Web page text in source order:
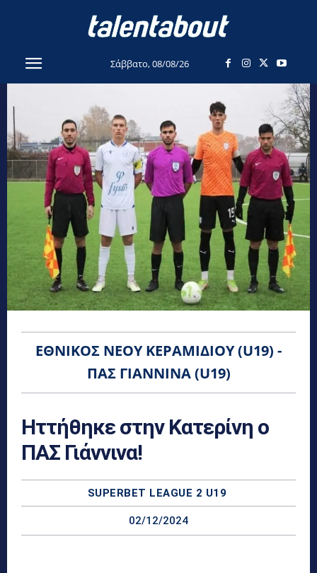
Σάββατο, 08/08/26
ΕΘΝΙΚΌΣ ΝΈΟΥ ΚΕΡΑΜΙΔΊΟΥ (U19) -
ΠΑΣ ΓΙΆΝΝΙΝΑ (U19)
Ηττήθηκε στην Κατερίνη ο
ΠΑΣ Γιάννινα!
SUPERBET LEAGUE 2 U19
02/12/2024